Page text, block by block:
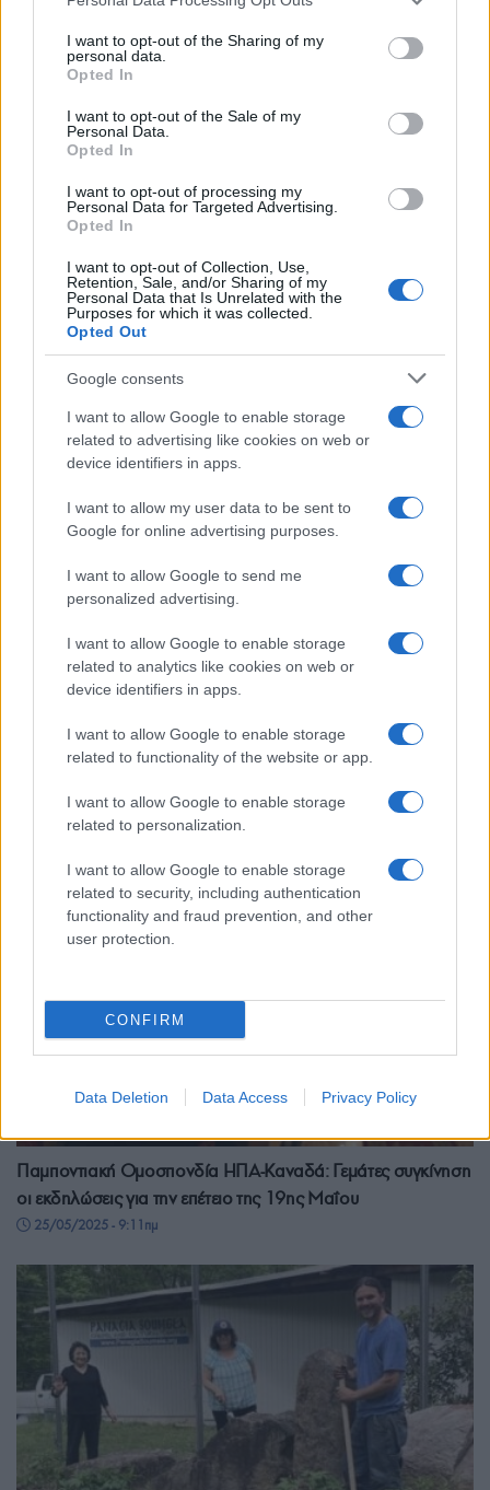
not limited to your visit or usage behaviour. You may click to
grant or deny consent to Google and its third-party tags to
use your data for below specified purposes in below Google
consent section.
I want to opt-out of the Sharing of my
personal data.
Opted In
I want to opt-out of the Sale of my
Personal Data.
Opted In
I want to opt-out of processing my
Personal Data for Targeted Advertising.
Opted In
I want to opt-out of Collection, Use,
Retention, Sale, and/or Sharing of my
Personal Data that Is Unrelated with the
Purposes for which it was collected.
Opted Out
Google consents
I want to allow Google to enable storage
related to advertising like cookies on web or
device identifiers in apps.
I want to allow my user data to be sent to
Google for online advertising purposes.
I want to allow Google to send me
personalized advertising.
I want to allow Google to enable storage
related to analytics like cookies on web or
device identifiers in apps.
I want to allow Google to enable storage
related to functionality of the website or app.
I want to allow Google to enable storage
related to personalization.
I want to allow Google to enable storage
related to security, including authentication
functionality and fraud prevention, and other
user protection.
CONFIRM
Data Deletion Data Access Privacy Policy
ΟΜΟΓΕΝΕΙΑ
Ομοσπονδίας ΗΠΑ και Καναδά στη Βοστόνη
8/10/2025 - 6:10μμ
ΟΜΟΓΕΝΕΙΑ
Προσκύνημα και πανηγύρι για τη γιορτή του
Δεκαπενταύγουστου στο ιερό ίδρυμα «Παναγία Σουμελά»
Νιου Τζέρσεϊ
Παμποντιακή Ομοσπονδία ΗΠΑ-Καναδά: Γεμάτες συγκίνηση
οι εκδηλώσεις για την επέτειο της 19ης Μαΐου
25/05/2025 - 9:11πμ